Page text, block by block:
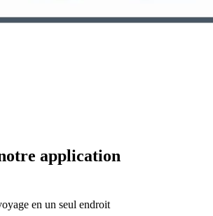
application
en un seul endroit